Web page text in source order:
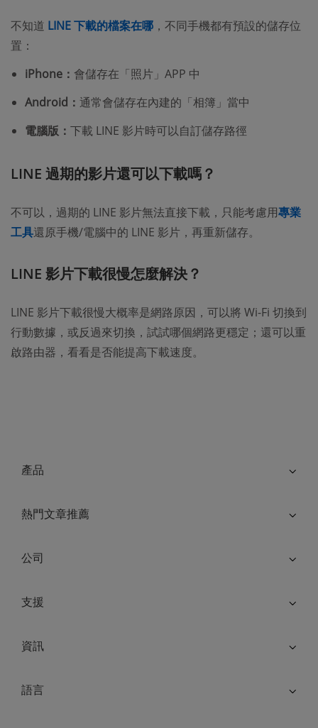
不知道 LINE 下載的檔案在哪 ，不同手機都有預設的儲存位
置：
iPhone： 會儲存在「照片」APP 中
Android： 通常會儲存在內建的「相簿」當中
電腦版： 下載 LINE 影片時可以自訂儲存路徑
LINE 過期的影片還可以下載嗎？
不可以，過期的 LINE 影片無法直接下載，只能考慮用專業
工具還原手機/電腦中的 LINE 影片，再重新儲存。
LINE 影片下載很慢怎麼解決？
LINE 影片下載很慢大概率是網路原因，可以將 Wi-Fi 切換到
行動數據，或反過來切換，試試哪個網路更穩定；還可以重
啟路由器，看看是否能提高下載速度。
產品
熱門文章推薦
公司
支援
資訊
語言